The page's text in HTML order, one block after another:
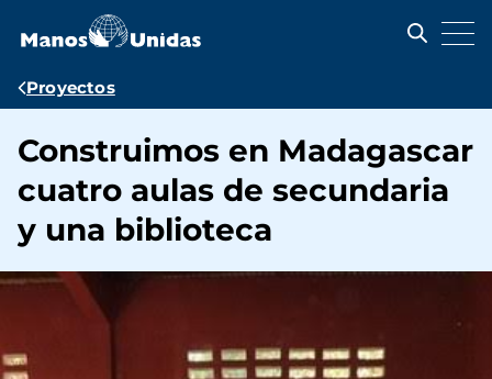
contenido
Ruta
navegación
Proyectos
Construimos en Madagascar
cuatro aulas de secundaria
y una biblioteca